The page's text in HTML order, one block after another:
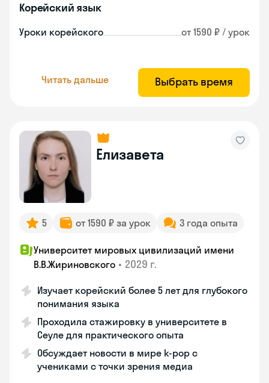
Корейский язык
Уроки корейского от 1590 ₽ / урок
Читать дальше Выбрать время
Елизавета
5 от 1590 ₽ за урок 3 года опыта
Университет мировых цивилизаций имени
В.В.Жириновского • 2029 г.
Изучает корейский более 5 лет для глубокого
понимания языка
Проходила стажировку в университете в
Сеуле для практического опыта
Обсуждает новости в мире k-pop с
учениками с точки зрения медиа